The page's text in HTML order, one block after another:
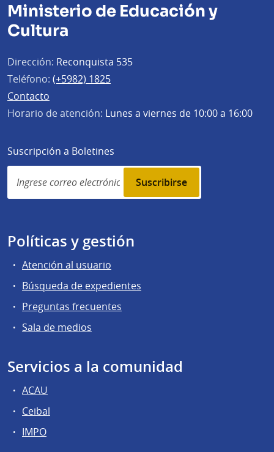
Ministerio de Educación y
Cultura
Dirección: Reconquista 535
Teléfono: (+5982) 1825
Contacto
Horario de atención: Lunes a viernes de 10:00 a 16:00
Suscripción a Boletines
Simplenews
subscription
Políticas y gestión
Atención al usuario
Búsqueda de expedientes
Preguntas frecuentes
Sala de medios
Servicios a la comunidad
ACAU
Ceibal
IMPO